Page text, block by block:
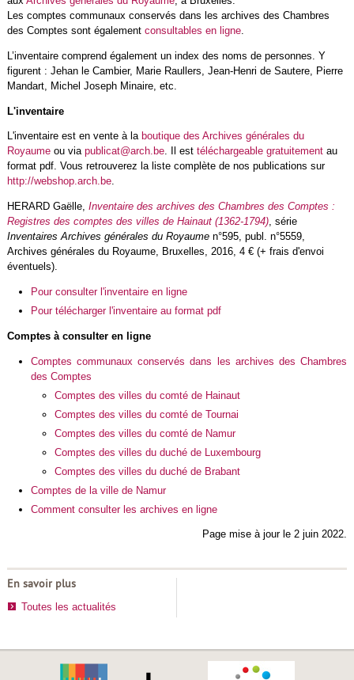
Les comptes communaux conservés dans les archives des Chambres
des Comptes sont également consultables en ligne.
L’inventaire comprend également un index des noms de personnes. Y
figurent : Jehan le Cambier, Marie Raullers, Jean-Henri de Sautere, Pierre
Mandart, Michel Joseph Minaire, etc.
L'inventaire
L'inventaire est en vente à la boutique des Archives générales du
Royaumeou via publicat@arch.be. Il est téléchargeable gratuitementau
format pdf. Vous retrouverez la liste complète de nos publications sur
http://webshop.arch.be.
HERARD Gaëlle, Inventaire des archives des Chambres des Comptes :
Registres des comptes des villes de Hainaut (1362-1794), série
Inventaires Archives générales du Royaume n°595, publ. n°5559,
Archives générales du Royaume, Bruxelles, 2016, 4 € (+ frais d'envoi
éventuels).
Pour consulter l'inventaire en ligne
Pour télécharger l'inventaire au format pdf
Comptes à consulter en ligne
Comptes communaux conservés dans les archives des Chambres
des Comptes
Comptes des villes du comté de Hainaut
Comptes des villes du comté de Tournai
Comptes des villes du comté de Namur
Comptes des villes du duché de Luxembourg
Comptes des villes du duché de Brabant
Comptes de la ville de Namur
Comment consulter les archives en ligne
Page mise à jour le 2 juin 2022.
En savoir plus
Toutes les actualités